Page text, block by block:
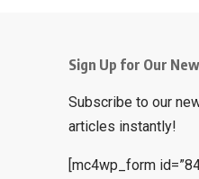
Sign Up for Our
Subscribe to our
articles instantly!
[mc4wp_form